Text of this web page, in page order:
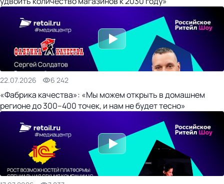
22.07.2026 6 242
«Фабрика качества»: «Мы можем открыть в домашнем
регионе до 300–400 точек, и нам не будет тесно»